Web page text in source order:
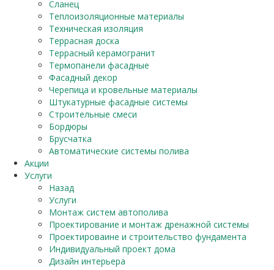
Сланец
Теплоизоляционные материалы
Техническая изоляция
Террасная доска
Террасный керамогранит
Термопанели фасадные
Фасадный декор
Черепица и кровельные материалы
Штукатурные фасадные системы
Строительные смеси
Бордюры
Брусчатка
Автоматические системы полива
Акции
Услуги
Назад
Услуги
Монтаж систем автополива
Проектирование и монтаж дренажной системы
Проектироваине и строительство фундамента
Индивидуальный проект дома
Дизайн интерьера